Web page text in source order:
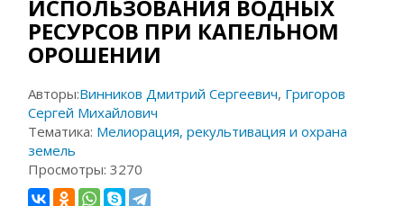
ИСПОЛЬЗОВАНИЯ ВОДНЫХ
РЕСУРСОВ ПРИ КАПЕЛЬНОМ
ОРОШЕНИИ
Авторы:Винников Дмитрий Сергеевич, Григоров
Сергей Михайлович
Тематика: Мелиорация, рекультивация и охрана
земель
Просмотры:3270